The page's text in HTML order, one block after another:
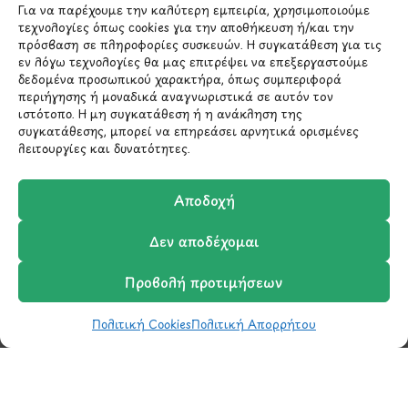
Για να παρέχουμε την καλύτερη εμπειρία, χρησιμοποιούμε
τεχνολογίες όπως cookies για την αποθήκευση ή/και την
πρόσβαση σε πληροφορίες συσκευών. Η συγκατάθεση για τις
εν λόγω τεχνολογίες θα μας επιτρέψει να επεξεργαστούμε
δεδομένα προσωπικού χαρακτήρα, όπως συμπεριφορά
περιήγησης ή μοναδικά αναγνωριστικά σε αυτόν τον
ιστότοπο. Η μη συγκατάθεση ή η ανάκληση της
συγκατάθεσης, μπορεί να επηρεάσει αρνητικά ορισμένες
λειτουργίες και δυνατότητες.
Αποδοχή
Δεν αποδέχομαι
Προβολή προτιμήσεων
Πολιτική CookiesΠολιτική Απορρήτου
*Αυτός ο ιστότοπος προστατεύεται από το σύστημα
reCAPTCHA και ισχύουν ηΠολιτική Απορρήτουκαι οι
Όροι Παροχής Υπηρεσιώντης Google.
ΣΤΟΙΧΕΙΑ ΕΠΙΚΟΙΝΩΝΙΑΣ
Holargos Center (Ισόγειο)
Λ.Περικλέους 56,
info@ypografi.com
ΚαλάθιΣύγκριση
Ο Λογαριασμός μου